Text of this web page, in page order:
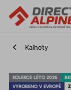
Kalhoty
KOLEKCE LÉTO 2026
VYROBENO V EVROPĚ